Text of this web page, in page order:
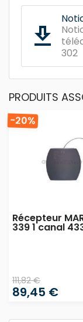
get_app
302
PRODUITS
Récepteur
339 1 canal
111,82 €
-20%
89,45 €